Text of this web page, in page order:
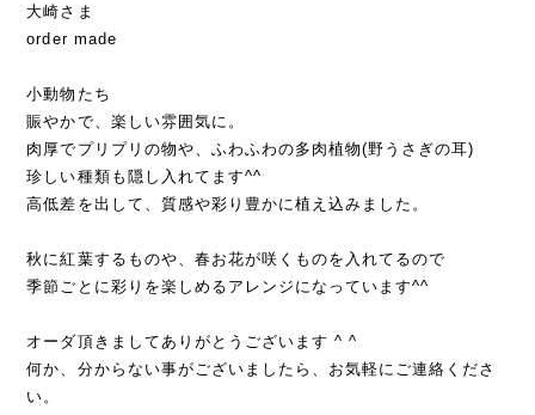
大崎さま
order made
小動物たち
賑やかで、楽しい雰囲気に。
肉厚でプリプリの物や、ふわふわの多肉植物(野うさぎの耳)
珍しい種類も隠し入れてます^^
高低差を出して、質感や彩り豊かに植え込みました。
秋に紅葉するものや、春お花が咲くものを入れてるので
季節ごとに彩りを楽しめるアレンジになっています^^
オーダ頂きましてありがとうございます ^ ^
何か、分からない事がございましたら、お気軽にご連絡くださ
い。